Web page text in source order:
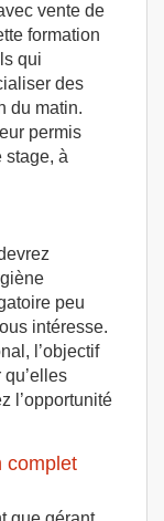
vente de
formation
qui
des
du matin.
permis
stage, à
peu
intéresse.
l’objectif
l’opportunité
complet